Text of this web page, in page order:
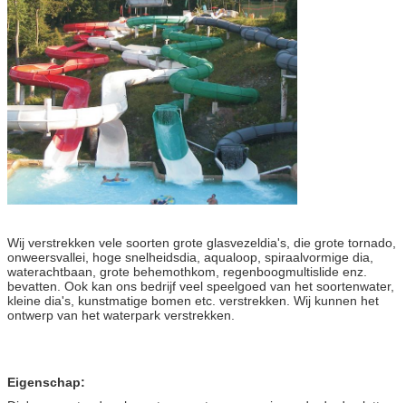
Wij verstrekken vele soorten grote glasvezeldia's, die grote tornado,
onweersvallei, hoge snelheidsdia, aqualoop, spiraalvormige dia,
waterachtbaan, grote behemothkom, regenboogmultislide enz.
bevatten. Ook kan ons bedrijf veel speelgoed van het soortenwater,
kleine dia's, kunstmatige bomen etc. verstrekken. Wij kunnen het
ontwerp van het waterpark verstrekken.
Eigenschap: